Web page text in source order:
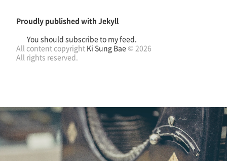
Proudly published with Jekyll
You should subscribe to my feed.
All content copyright Ki Sung Bae© 2026
All rights reserved.